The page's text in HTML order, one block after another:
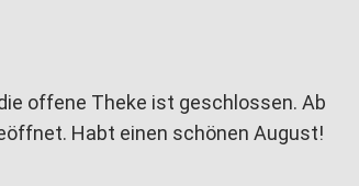
offene Theke ist geschlossen. Ab
Habt einen schönen August!